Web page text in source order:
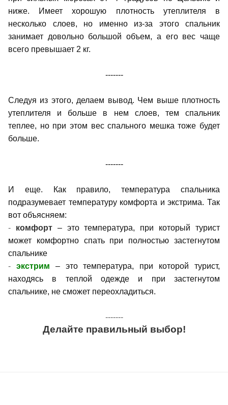
ниже. Имеет хорошую плотность утеплителя в
несколько слоев, но именно из-за этого спальник
занимает довольно большой объем, а его вес чаще
всего превышает 2 кг.
-------
Следуя из этого, делаем вывод. Чем выше плотность
утеплителя и больше в нем слоев, тем спальник
теплее, но при этом вес спального мешка тоже будет
больше.
-------
И еще. Как правило, температура спальника
подразумевает температуру комфорта и экстрима. Так
вот объясняем:
- комфорт– это температура, при который турист
может комфортно спать при полностью застегнутом
спальнике
- экстрим
– это температура, при которой турист,
находясь в теплой одежде и при застегнутом
спальнике, не сможет переохладиться.
-------
Делайте правильный выбор!